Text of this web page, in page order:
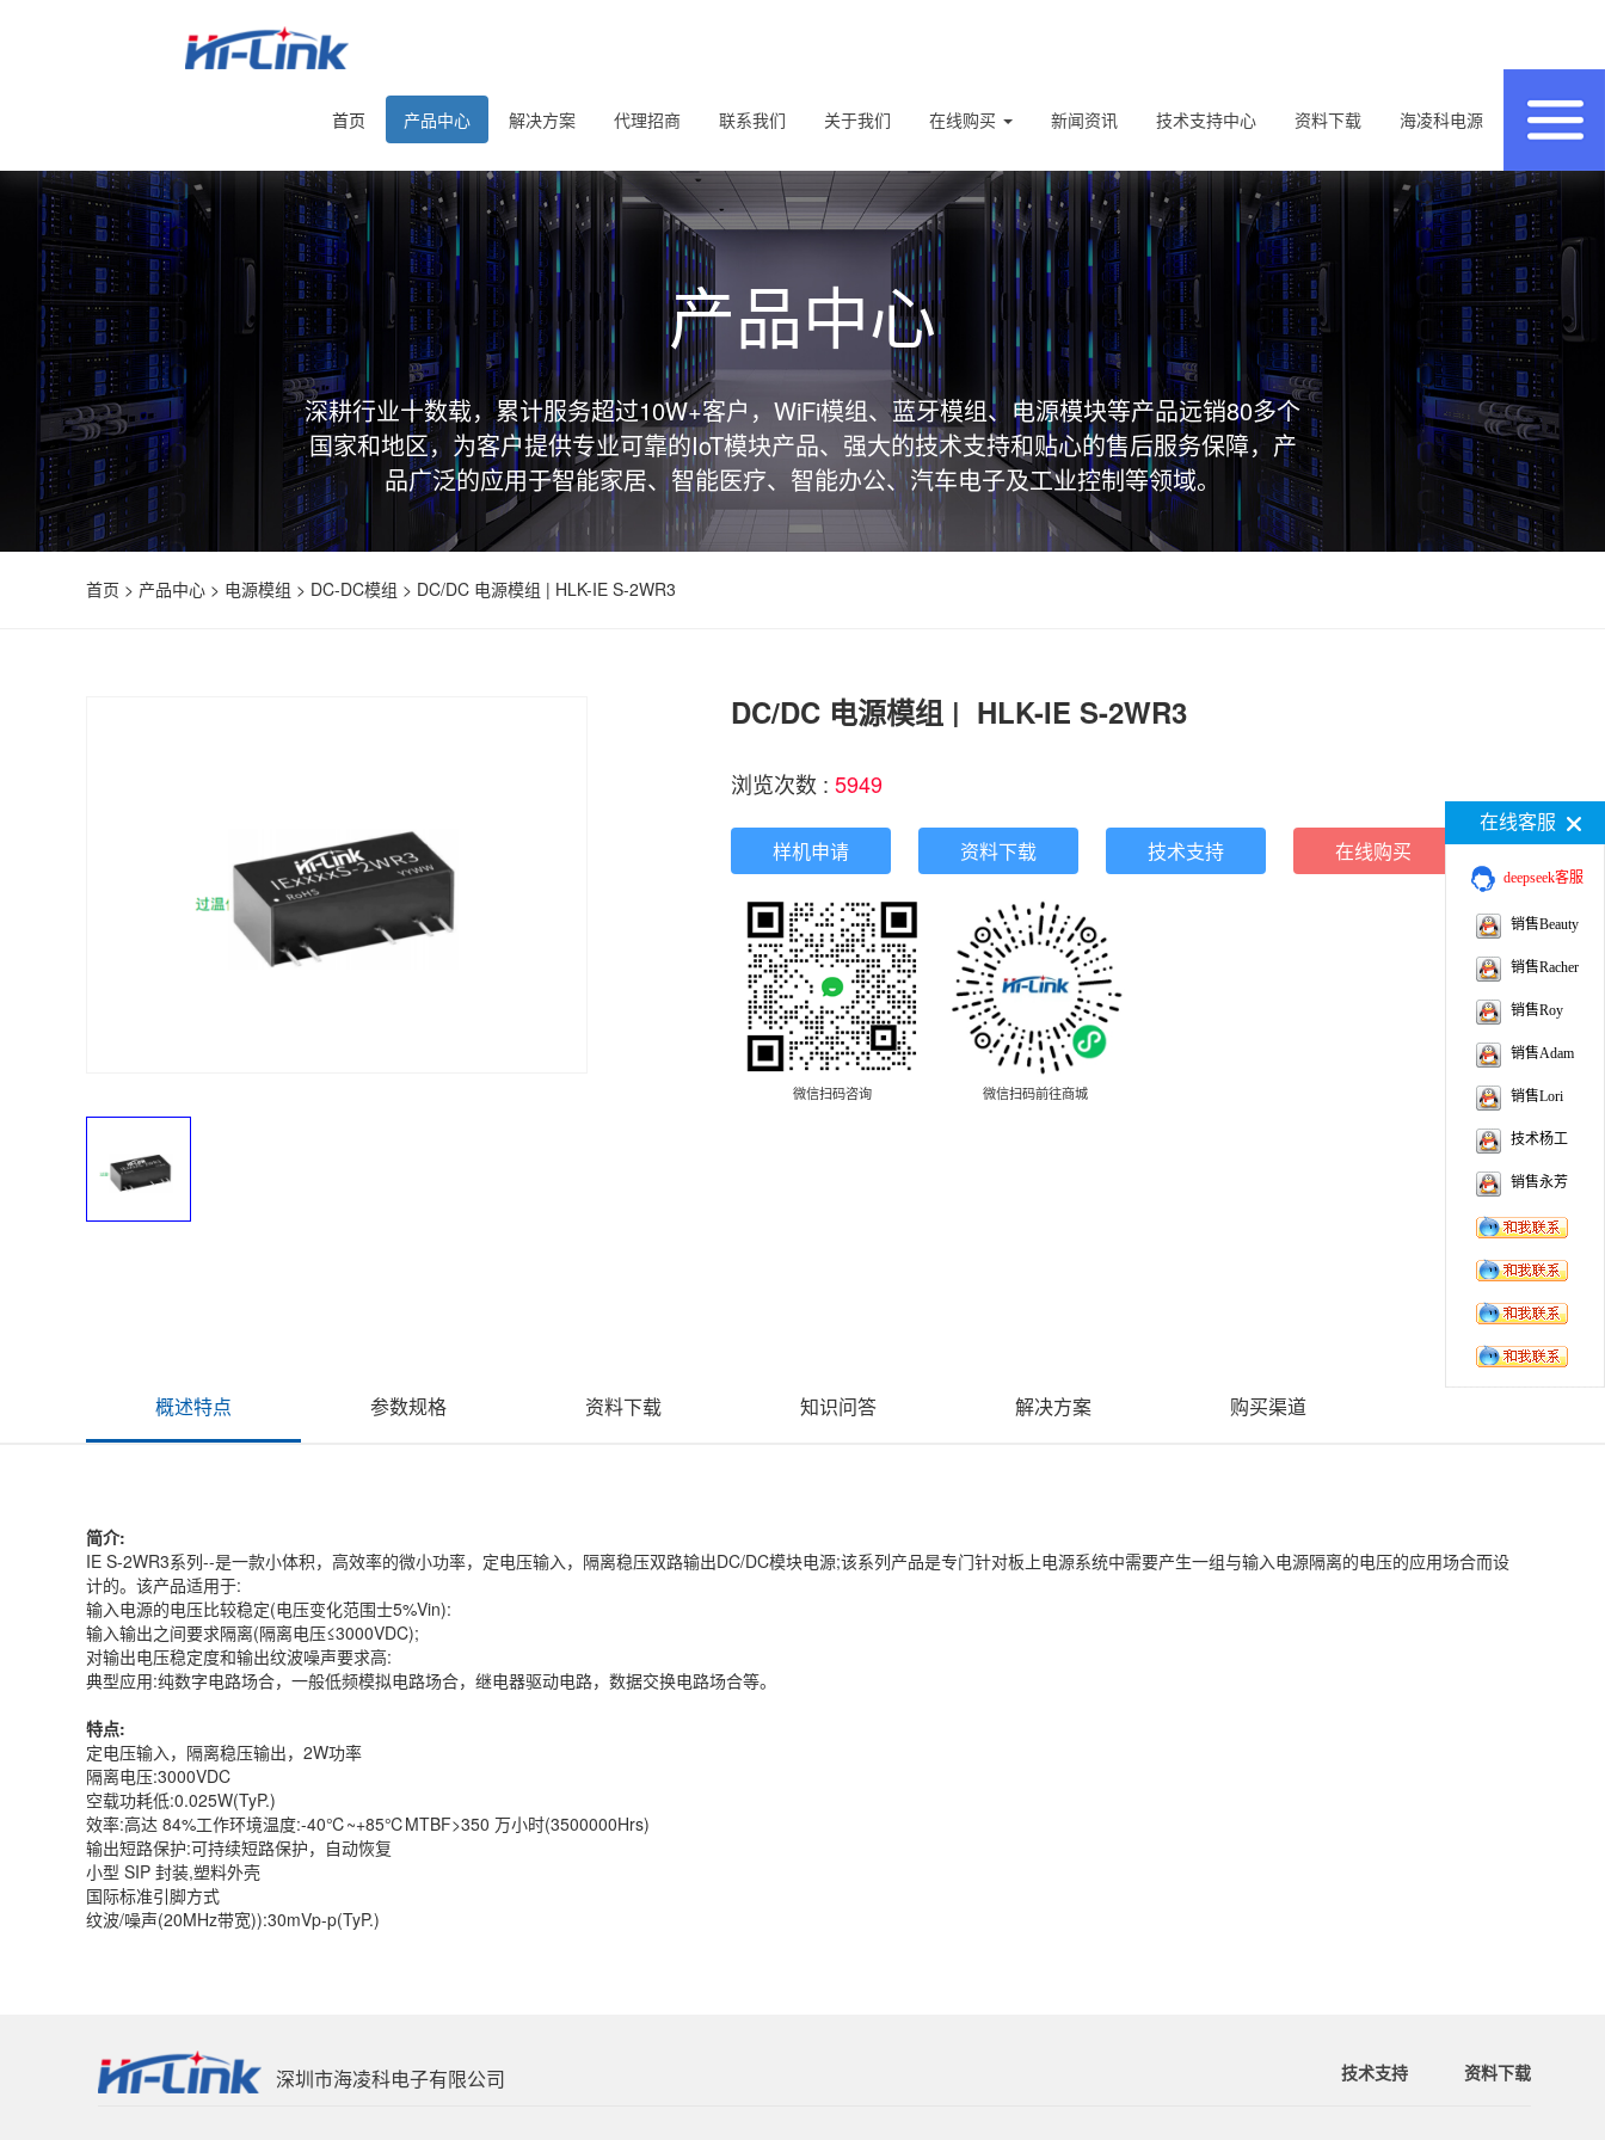
首页 产品中心 解决方案 代理招商 联系我们 关于我们 在线购买 新闻资讯 技术支持中心 资料下载 海凌科电源
产品中心
深耕行业十数载，累计服务超过10W+客户，WiFi模组、蓝牙模组、电源模块等产品远销80多个
国家和地区，为客户提供专业可靠的IoT模块产品、强大的技术支持和贴心的售后服务保障，产
品广泛的应用于智能家居、智能医疗、智能办公、汽车电子及工业控制等领域。
首页 > 产品中心 > 电源模组 > DC-DC模组 > DC/DC 电源模组 | HLK-IE S-2WR3
DC/DC 电源模组 |  HLK-IE S-2WR3
浏览次数 : 5949
样机申请 资料下载 技术支持 在线购买
微信扫码咨询 微信扫码前往商城
概述特点 参数规格 资料下载 知识问答 解决方案 购买渠道
简介:
IE S-2WR3系列--是一款小体积，高效率的微小功率，定电压输入，隔离稳压双路输出DC/DC模块电源;该系列产品是专门针对板上电源系统中需要产生一组与输入电源隔离的电压的应用场合而设
计的。该产品适用于:
输入电源的电压比较稳定(电压变化范围士5%Vin):
输入输出之间要求隔离(隔离电压≤3000VDC);
对输出电压稳定度和输出纹波噪声要求高:
典型应用:纯数字电路场合，一般低频模拟电路场合，继电器驱动电路，数据交换电路场合等。
特点:
定电压输入，隔离稳压输出，2W功率
隔离电压:3000VDC
空载功耗低:0.025W(TyP.)
效率:高达 84%工作环境温度:-40℃~+85℃MTBF>350 万小时(3500000Hrs)
输出短路保护:可持续短路保护，自动恢复
小型 SIP 封装,塑料外壳
国际标准引脚方式
纹波/噪声(20MHz带宽)):30mVp-p(TyP.)
深圳市海凌科电子有限公司 技术支持 资料下载
在线客服
deepseek客服
销售Beauty
销售Racher
销售Roy
销售Adam
销售Lori
技术杨工
销售永芳